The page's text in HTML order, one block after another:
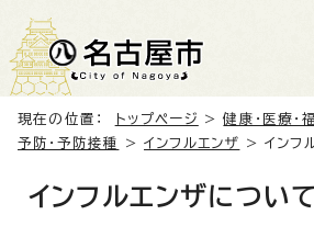
現在の位置： トップページ >健康・医療・
予防・予防接種
>インフルエンザ > インフ
インフルエンザについて